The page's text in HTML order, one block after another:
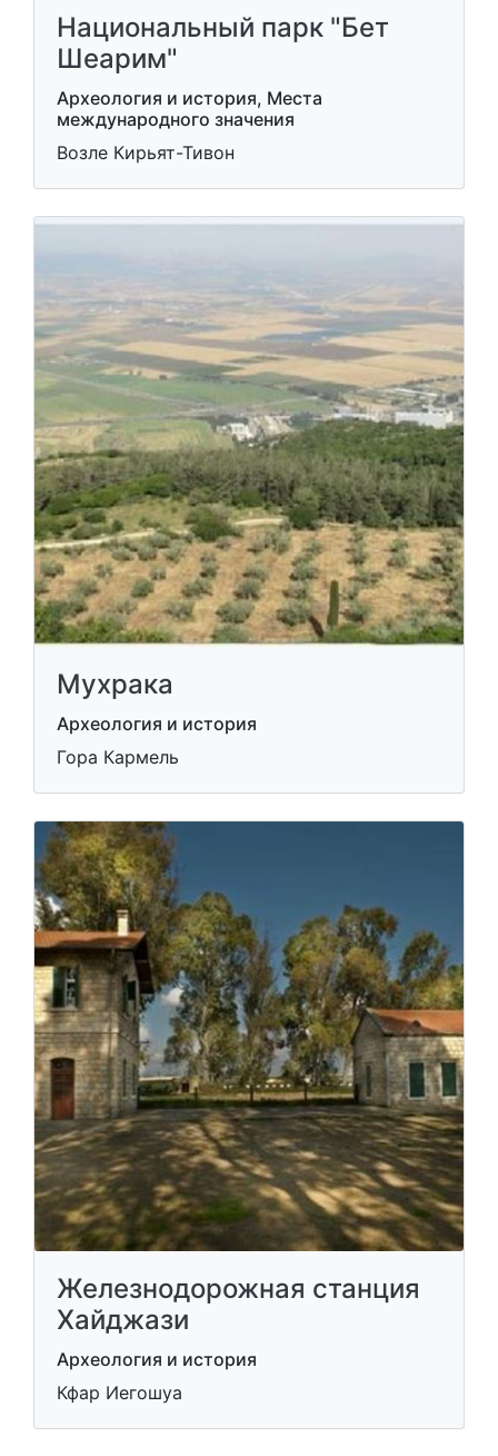
Национальный парк "Бет
Шеарим"
Археология и история, Места
международного значения
Возле Кирьят-Тивон
Мухрака
Археология и история
Гора Кармель
Железнодорожная станция
Хайджази
Археология и история
Кфар Иегошуа